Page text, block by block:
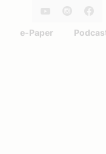
e-Paper